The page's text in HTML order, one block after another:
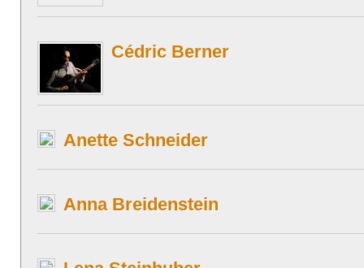
Cédric Berner
Anette Schneider
Anna Breidenstein